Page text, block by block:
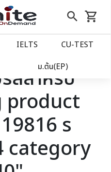
close
search
Skip
to
shopping_cart
รถเข็น
IELTS CU‑TEST
ม.ต้น(EP)
สสำหรับ
product
s
category